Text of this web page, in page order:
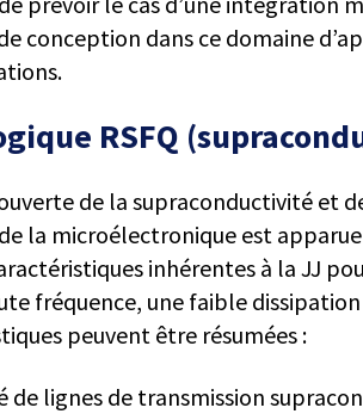
conception dans ce domaine
RSFQ
de la supraconductivité et
la microélectronique est
inhérentes à la JJ
fréquence, une faible
peuvent être résumées :
de lignes de transmission